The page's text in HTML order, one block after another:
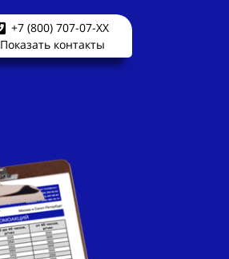
+7 (800) 707-07-XX
Показать контакты